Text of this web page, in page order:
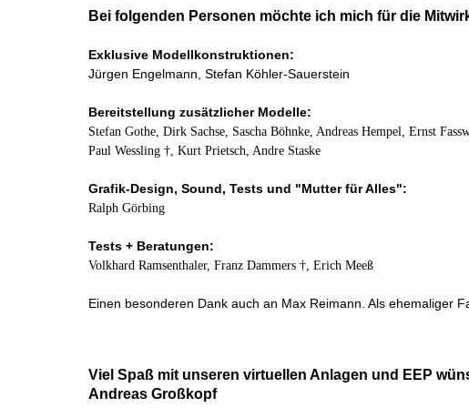
Bei folgenden Personen möchte ich mich für die
Exklusive Modellkonstruktionen:
Jürgen Engelmann, Stefan Köhler-Sauerstein
Bereitstellung zusätzlicher Modelle:
Stefan Gothe, Dirk Sachse, Sascha Böhnke, Andreas Hempel, Ernst
Paul Wessling †, Kurt Prietsch, Andre Staske
Grafik-Design, Sound, Tests und "Mutter für Alles":
Ralph Görbing
Tests + Beratungen:
Volkhard Ramsenthaler, Franz Dammers †, Erich Meeß
Einen besonderen Dank auch an Max Reimann. Als ehemaliger
Viel Spaß mit unseren virtuellen Anlagen und EEP
Andreas Großkopf